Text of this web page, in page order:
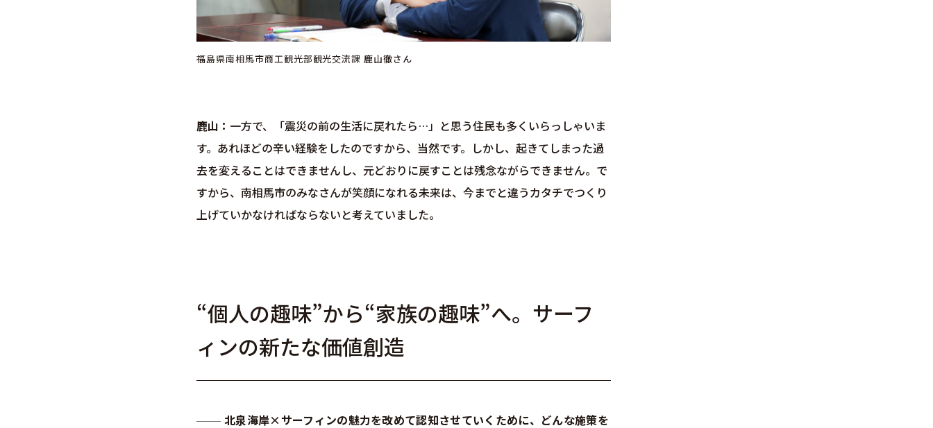
福島県南相馬市商工観光部観光交流課 鹿山徹さん
鹿山
一方で、「震災の前の生活に戻れたら…」と思う住民も多くいらっしゃいま
す。あれほどの辛い経験をしたのですから、当然です。しかし、起きてしまった過
去を変えることはできませんし、元どおりに戻すことは残念ながらできません。で
すから、南相馬市のみなさんが笑顔になれる未来は、今までと違うカタチでつくり
上げていかなければならないと考えていました。
“個人の趣味”から“家族の趣味”へ。サーフ
ィンの新たな価値創造
北泉海岸×サーフィンの魅力を改めて認知させていくために、どんな施策を